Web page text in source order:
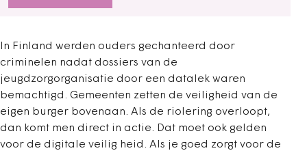
In Finland werden ouders gechanteerd door
criminelen nadat dossiers van de
jeugdzorgorganisatie door een datalek waren
bemachtigd. Gemeenten zetten de veiligheid van de
eigen burger bovenaan. Als de riolering overloopt,
dan komt men direct in actie. Dat moet ook gelden
voor de digitale veilig heid. Als je goed zorgt voor de